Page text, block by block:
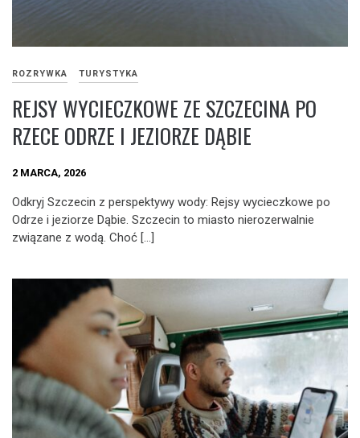
ROZRYWKA TURYSTYKA
REJSY WYCIECZKOWE ZE SZCZECINA PO
RZECE ODRZE I JEZIORZE DĄBIE
2 MARCA, 2026
Odkryj Szczecin z perspektywy wody: Rejsy wycieczkowe po
Odrze i jeziorze Dąbie. Szczecin to miasto nierozerwalnie
związane z wodą. Choć […]